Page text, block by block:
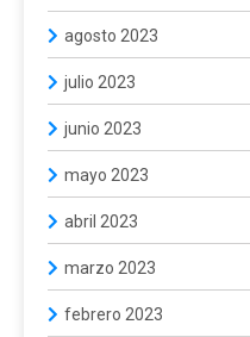
agosto 2023
julio 2023
junio 2023
mayo 2023
abril 2023
marzo 2023
febrero 2023